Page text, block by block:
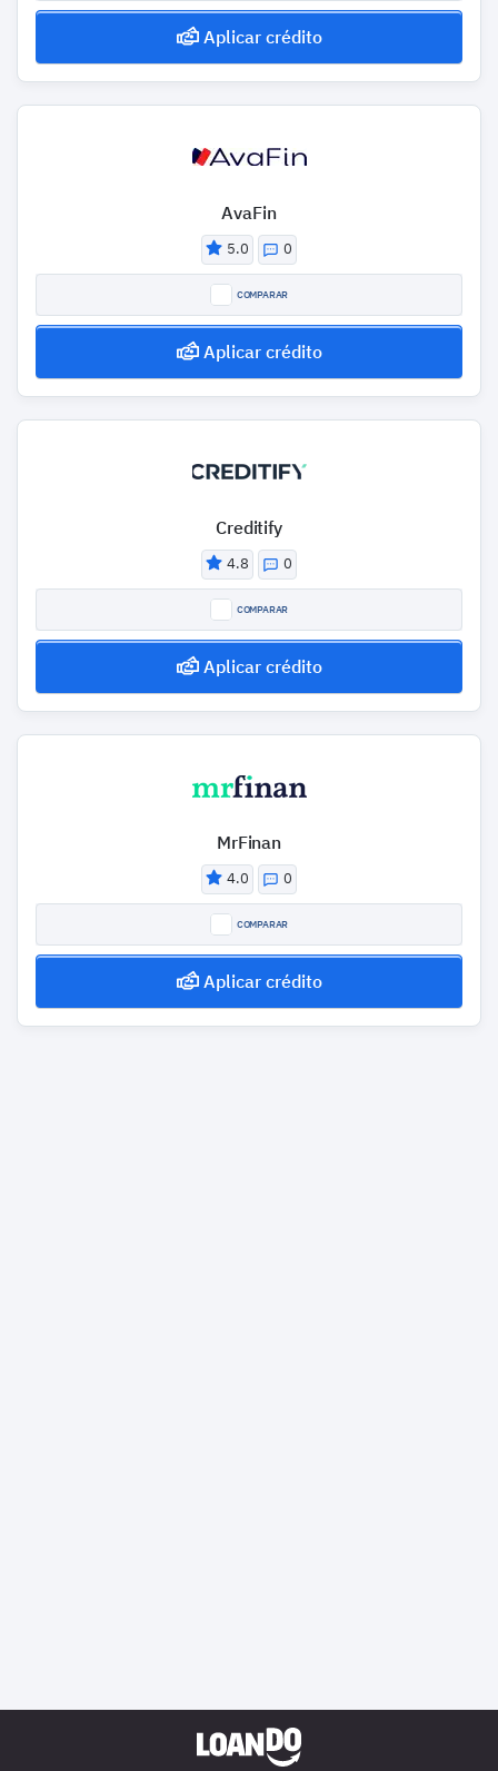
Aplicar crédito
AvaFin
5.0 0
COMPARAR
Aplicar crédito
Creditify
4.8 0
COMPARAR
Aplicar crédito
MrFinan
4.0 0
COMPARAR
Aplicar crédito